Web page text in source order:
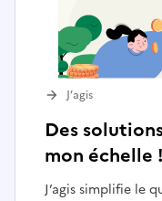
Des
mon échelle !
J’agis simplifie le
J’agis